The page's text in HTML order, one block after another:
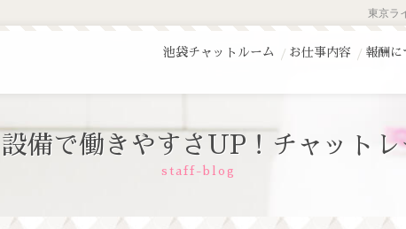
東京ラ
報酬に
お仕事内容
池袋チャットルーム
備で働きやすさUP！チャット
staff-blog